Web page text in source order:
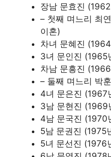
장남 문효진
– 첫째 며느리 최
이혼)
차녀 문혜진
3녀 문인진 (1965
차남 문흥진
– 둘째 며느리 박
4녀 문은진 (1967
3남 문현진 (1969
4남 문국진 (1970
5남 문권진 (1975
5녀 문선진 (1976